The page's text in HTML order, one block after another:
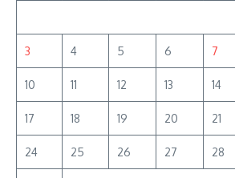
3 4 5 6 7
10 11 12 13 14
17 18 19 20 21
24 25 26 27 28